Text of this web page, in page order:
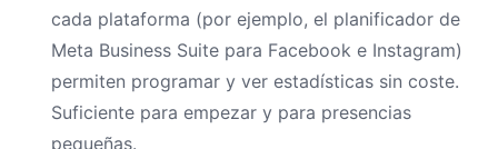
cada plataforma (por ejemplo, el planificador de
Meta Business Suite para Facebook e Instagram)
permiten programar y ver estadísticas sin coste.
Suficiente para empezar y para presencias
pequeñas.